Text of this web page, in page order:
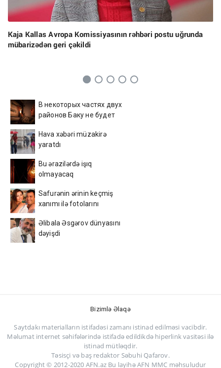
Kaja Kallas Avropa Komissiyasının rəhbəri postu uğrunda
mübarizədən geri çəkildi
В некоторых частях двух
районов Баку не будет
Hava xəbəri müzakirə
yaratdı
Bu ərazilərdə işıq
olmayacaq
Safurənin ərinin keçmiş
xanımı ilə fotolarını
Əlibala Əsgərov dünyasını
dəyişdi
Bizimlə Əlaqə
Saytdakı materialların istifadəsi zamanı istinad edilməsi vacibdir.
Məlumat internet səhifələrində istifadə edildikdə hiperlink vasitəsi ilə
istinad mütləqdir.
Təsisçi və baş redaktor Səbuhi Qafarov.
Copyright © 2012-2020 AFN.az Bu layihə AFN MMC məhsuludur